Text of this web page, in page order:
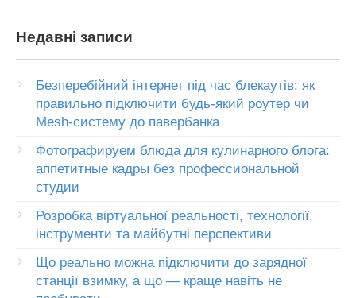
Недавні записи
Безперебійний інтернет під час блекаутів: як
правильно підключити будь-який роутер чи
Mesh-систему до павербанка
Фотографируем блюда для кулинарного блога:
аппетитные кадры без профессиональной
студии
Розробка віртуальної реальності, технології,
інструменти та майбутні перспективи
Що реально можна підключити до зарядної
станції взимку, а що — краще навіть не